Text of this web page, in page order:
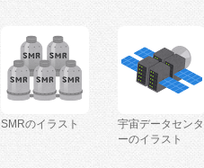
SMRのイラスト
宇宙データセンタ
ーのイラスト